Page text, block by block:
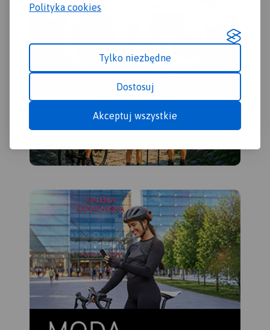
Polityka cookies
Tylko niezbędne
Dostosuj
Akceptuj wszystkie